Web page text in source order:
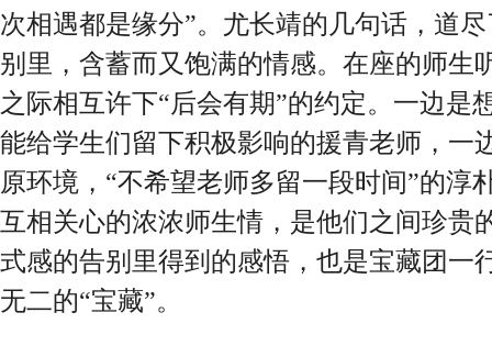
次相遇都是缘分”。尤长靖的几句话，道
别里，含蓄而又饱满的情感。在座的师生
之际相互许下“后会有期”的约定。一边是
能给学生们留下积极影响的援青老师，一
原环境，“不希望老师多留一段时间”的淳
互相关心的浓浓师生情，是他们之间珍贵
式感的告别里得到的感悟，也是宝藏团一
无二的“宝藏”。